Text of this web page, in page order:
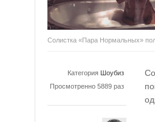
Солистка «Пара Нормальных»
Категория Шоубиз
Просмотренно 5889 раз